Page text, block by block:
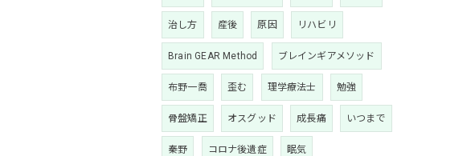
治し方 産後 原因 リハビリ
Brain GEAR Method ブレインギアメソッド
布野一喬 歪む 理学療法士 勉強
骨盤矯正 オスグッド 成長痛 いつまで
秦野 コロナ後遺症 眠気